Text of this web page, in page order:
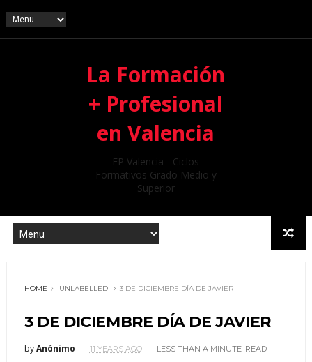
La Formación
+ Profesional
en Valencia
FP Valencia - Ciclos
Formativos Grado Medio y
Superior
HOME UNLABELLED 3 DE DICIEMBRE DÍA DE JAVIER
3 DE DICIEMBRE DÍA DE JAVIER
byAnónimo 11 YEARS AGO LESS THAN A MINUTE READ